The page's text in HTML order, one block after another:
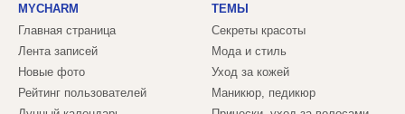
MYCHARM
Главная страница
Лента записей
Новые фото
Рейтинг пользователей
ТЕМЫ
Секреты красоты
Мода и стиль
Уход за кожей
Маникюр, педикюр